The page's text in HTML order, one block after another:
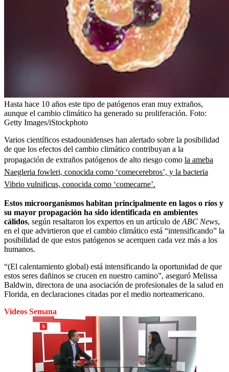
Hasta hace 10 años este tipo de patógenos eran muy extraños,
aunque el cambio climático ha generado su proliferación. Foto:
Getty Images/iStockphoto
Varios científicos estadounidenses han alertado sobre la posibilidad
de que los efectos del cambio climático contribuyan a la
propagación de extraños patógenos de alto riesgo como la ameba
Naegleria fowleri, conocida como ‘comecerebros’, y la bacteria
Vibrio vulnificus, conocida como ‘comecarne’.
Estos microorganismos habitan principalmente en lagos o ríos y
su mayor propagación ha sido identificada en ambientes
cálidos, según resaltaron los expertos en un artículo de ABC News,
en el que advirtieron que el cambio climático está “intensificando” la
posibilidad de que estos patógenos se acerquen cada vez más a los
humanos.
“(El calentamiento global) está intensificando la oportunidad de que
estos seres dañinos se crucen en nuestro camino”, aseguró Melissa
Baldwin, directora de una asociación de profesionales de la salud en
Florida, en declaraciones citadas por el medio norteamericano.
Videos Semana